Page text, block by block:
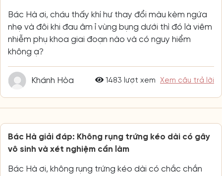
Bác Hà ơi, cháu thấy khí hư thay đổi màu kèm ngứa
nhẹ và đôi khi đau âm ỉ vùng bụng dưới thì đó là viêm
nhiễm phụ khoa giai đoạn nào và có nguy hiểm
không ạ?
Khánh Hòa 1483 lượt xem Xem câu trả lời
Bác Hà giải đáp: Không rụng trứng kéo dài có gây
vô sinh và xét nghiệm cần làm
Bác Hà ơi, không rụng trứng kéo dài có chắc chắn